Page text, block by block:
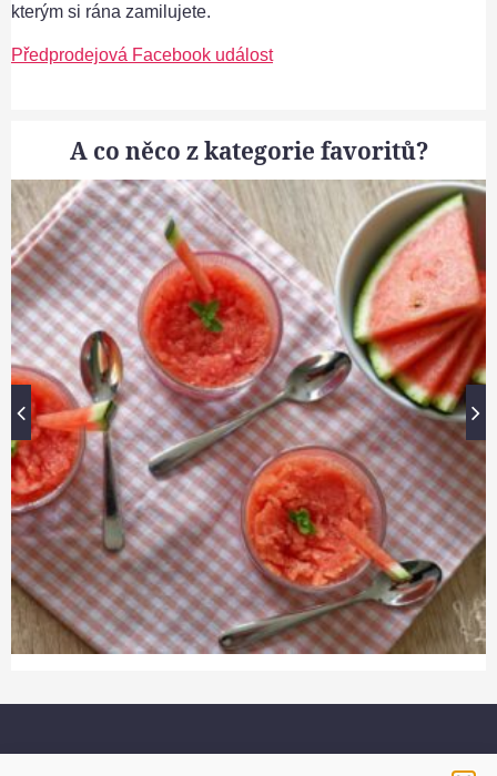
kterým si rána zamilujete.
Předprodejová Facebook událost
A co něco z kategorie favoritů?